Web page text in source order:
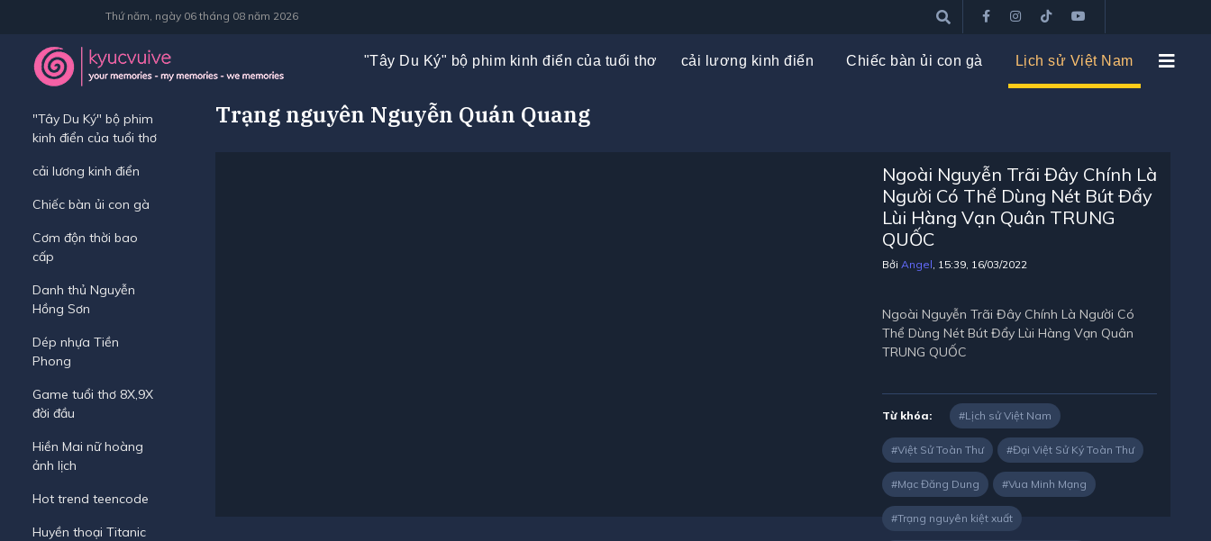
Thứ năm, ngày 06 tháng 08 năm 2026
"Tây Du Ký" bộ phim kinh điển của tuổi thơ cải lương kinh điển Chiếc bàn ủi con gà Lịch sử Việt Nam
"Tây Du Ký" bộ phim
kinh điển của tuổi thơ
cải lương kinh điển
Chiếc bàn ủi con gà
Cơm độn thời bao
cấp
Danh thủ Nguyễn
Hồng Sơn
Dép nhựa Tiền
Phong
Game tuổi thơ 8X,9X
đời đầu
Hiền Mai nữ hoàng
ảnh lịch
Hot trend teencode
Huyền thoại Titanic
Trạng nguyên Nguyễn Quán Quang
Ngoài Nguyễn Trãi Đây Chính Là
Người Có Thể Dùng Nét Bút Đẩy
Lùi Hàng Vạn Quân TRUNG
QUỐC
Bởi Angel, 15:39, 16/03/2022
Ngoài Nguyễn Trãi Đây Chính Là Người Có
Thể Dùng Nét Bút Đẩy Lùi Hàng Vạn Quân
TRUNG QUỐC
Từ khóa: Lịch sử Việt Nam
Việt Sử Toàn Thư Đại Việt Sử Ký Toàn Thư
Mạc Đăng Dung Vua Minh Mạng
Trạng nguyên kiệt xuất